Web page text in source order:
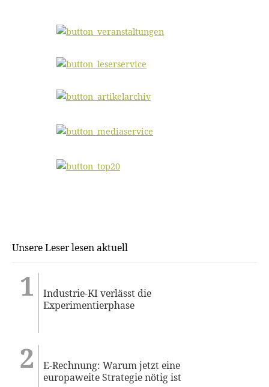
Unsere Leser lesen aktuell
Industrie-KI verlässt die
Experimentierphase
E-Rechnung: Warum jetzt eine
europaweite Strategie nötig ist